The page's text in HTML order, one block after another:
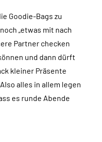
Goodie-Bags zu
„etwas mit nach
Partner checken
und dann dürft
kleiner Präsente
alles in allem legen
es runde Abende